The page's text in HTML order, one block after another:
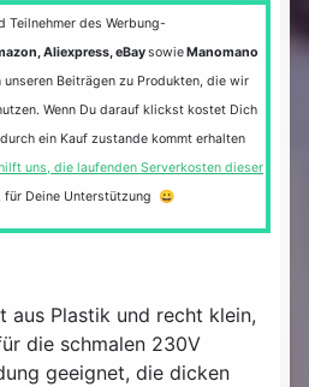
Teilnehmer des Werbung-
Aliexpress, eBaysowieManomano
unseren Beiträgen zu Produkten, die wir
Wenn Du darauf klickst kostet Dich
ein Kauf zustande kommt erhalten
uns, die laufenden Serverkosten dieser
für Deine Unterstützung 😀
aus Plastik und recht klein,
die schmalen 230V
geeignet, die dicken